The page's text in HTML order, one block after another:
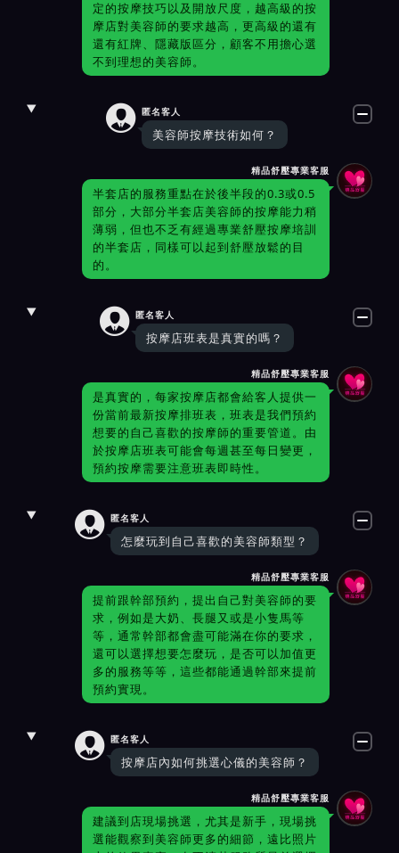
定的按摩技巧以及開放尺度，越高級的按
摩店對美容師的要求越高，更高級的還有
還有紅牌、隱藏版區分，顧客不用擔心選
不到理想的美容師。
 匿名客人
美容師按摩技術如何？
精品舒壓專業客服
半套店的服務重點在於後半段的0.3或0.5
部分，大部分半套店美容師的按摩能力稍
薄弱，但也不乏有經過專業舒壓按摩培訓
的半套店，同樣可以起到舒壓放鬆的目
的。
 匿名客人
按摩店班表是真實的嗎？
精品舒壓專業客服
是真實的，每家按摩店都會給客人提供一
份當前最新按摩排班表，班表是我們預約
想要的自己喜歡的按摩師的重要管道。由
於按摩店班表可能會每週甚至每日變更，
預約按摩需要注意班表即時性。
 匿名客人
怎麼玩到自己喜歡的美容師類型？
精品舒壓專業客服
提前跟幹部預約，提出自己對美容師的要
求，例如是大奶、長腿又或是小隻馬等
等，通常幹部都會盡可能滿在你的要求，
還可以選擇想要怎麼玩，是否可以加值更
多的服務等等，這些都能通過幹部來提前
預約實現。
 匿名客人
按摩店內如何挑選心儀的美容師？
精品舒壓專業客服
建議到店現場挑選，尤其是新手，現場挑
選能觀察到美容師更多的細節，遠比照片